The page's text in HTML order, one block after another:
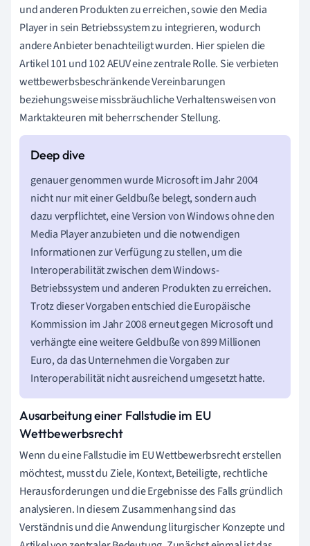
und anderen Produkten zu erreichen, sowie den Media
Player in sein Betriebssystem zu integrieren, wodurch
andere Anbieter benachteiligt wurden. Hier spielen die
Artikel 101 und 102 AEUV eine zentrale Rolle. Sie verbieten
wettbewerbsbeschränkende Vereinbarungen
beziehungsweise missbräuchliche Verhaltensweisen von
Marktakteuren mit beherrschender Stellung.
genauer genommen wurde Microsoft im Jahr 2004
nicht nur mit einer Geldbuße belegt, sondern auch
dazu verpflichtet, eine Version von Windows ohne den
Media Player anzubieten und die notwendigen
Informationen zur Verfügung zu stellen, um die
Interoperabilität zwischen dem Windows-
Betriebssystem und anderen Produkten zu erreichen.
Trotz dieser Vorgaben entschied die Europäische
Kommission im Jahr 2008 erneut gegen Microsoft und
verhängte eine weitere Geldbuße von 899 Millionen
Euro, da das Unternehmen die Vorgaben zur
Interoperabilität nicht ausreichend umgesetzt hatte.
Ausarbeitung einer Fallstudie im EU
Wettbewerbsrecht
Wenn du eine Fallstudie im EU Wettbewerbsrecht erstellen
möchtest, musst du Ziele, Kontext, Beteiligte, rechtliche
Herausforderungen und die Ergebnisse des Falls gründlich
analysieren. In diesem Zusammenhang sind das
Verständnis und die Anwendung liturgischer Konzepte und